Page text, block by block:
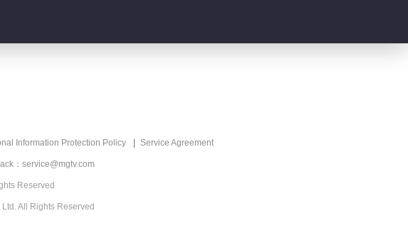
Information Protection Policy Service Agreement
：service@mgtv.com
Reserved
All Rights Reserved